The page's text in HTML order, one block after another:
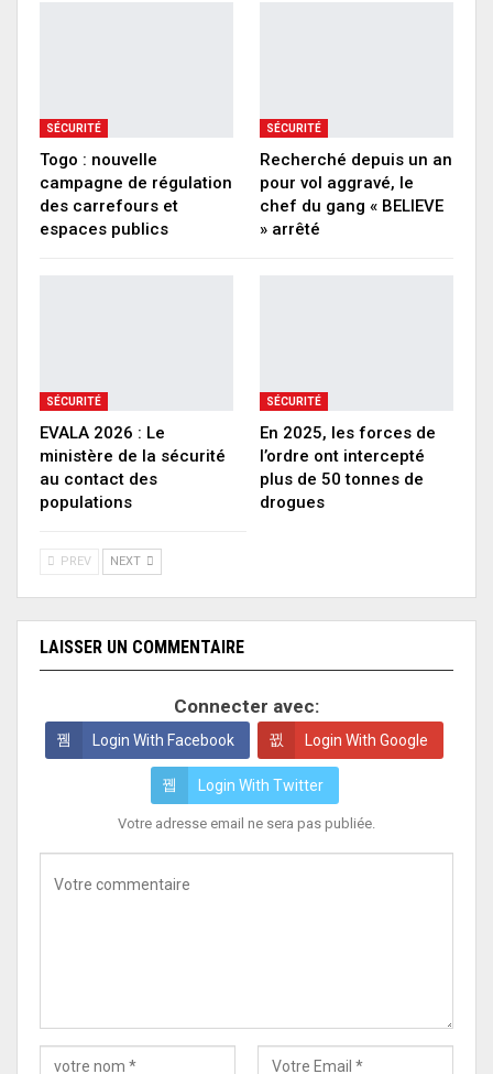
SÉCURITÉ
Togo : nouvelle
campagne de régulation
des carrefours et
espaces publics
SÉCURITÉ
Recherché depuis un an
pour vol aggravé, le
chef du gang « BELIEVE
» arrêté
SÉCURITÉ
EVALA 2026 : Le
ministère de la sécurité
au contact des
populations
SÉCURITÉ
En 2025, les forces de
l’ordre ont intercepté
plus de 50 tonnes de
drogues
PREV NEXT
LAISSER UN COMMENTAIRE
Connecter avec:
Login With Facebook Login With Google
Login With Twitter
Votre adresse email ne sera pas publiée.